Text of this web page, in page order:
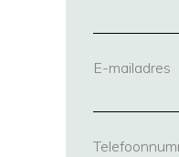
E-mailadres